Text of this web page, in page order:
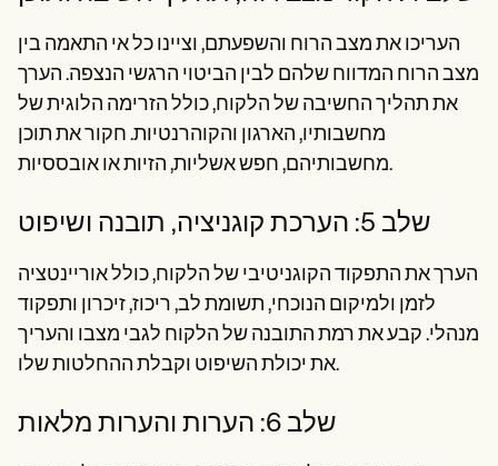
העריכו את מצב הרוח והשפעתם, וציינו כל אי התאמה בין
מצב הרוח המדווח שלהם לבין הביטוי הרגשי הנצפה. הערך
את תהליך החשיבה של הלקוח, כולל הזרימה הלוגית של
מחשבותיו, הארגון והקוהרנטיות. חקור את תוכן
מחשבותיהם, חפש אשליות, הזיות או אובססיות.
שלב 5: הערכת קוגניציה, תובנה ושיפוט
הערך את התפקוד הקוגניטיבי של הלקוח, כולל אוריינטציה
לזמן ולמיקום הנוכחי, תשומת לב, ריכוז, זיכרון ותפקוד
מנהלי. קבע את רמת התובנה של הלקוח לגבי מצבו והעריך
את יכולת השיפוט וקבלת ההחלטות שלו.
שלב 6: הערות והערות מלאות